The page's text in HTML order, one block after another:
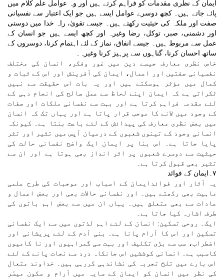
ایمان کے نظری مقدمات کو فراہم کرتے ہیں اور وہ عوامل علم کلام میں
پائے جاتے ہیں۔ کچھ دوسرے عوامل ایسے ہیں جو ایک اعتبار سے نفسیانی
صفت اور ملکہ کی حیثیت رکھتے ہیں۔ جیسے تقویٰ، راہ خدا میں دوستی
اور دشمنی، صبر، توکل، رضا وغیرہ اور کچھ ایسے ہیں جو انسان کے
عمل سے مربوط ہیں۔ جیسے انفاق، نماز کے لئے اہتمام کرنا، دوسروں کے
ساتھ احسان کرنا، گناہوں سے پرہیز کرنا وغیرہ۔
خاص نظری معارف جیسے دین میں غور وفکر، انسان کی مختلف
نفسیانی صفتیں اور اعمال، ایمان کی آفرینش اور اس کے ثبات و
کمال میں مؤثر ہوسکتے ہیں اور یہ بات اس حقیقت سے نہیں
ٹکراتی ہے کہ ایمان اپنے لحاظ سے عمل صالح کی انجام دہی کے
لئے مقدمہ فراہم کرتا ہے اور بہت سے نفسانی ملکات اور صفات
کے وجود میں لانے کا موجب قرار پاتا ہے اور یہاں تک کہ انسان
میں بعض نظری معارف کی پیدائش کے لئے باعث بنتا ہے۔ کیونکہ
انسانی وجود کے تینوں شعبوں کے درمیان آپس میں تثیر اور تثر
پایا جاتا ہے۔ اس بنا پر ایمان ایک واضح نفسانی حالت کی
حیثیت سے دوسرے شعبوں پر اثر انداز بھی ہوتا ہے اور ان سے
تثیر بھی قبول کرتا ہے۔
٧۔ایمان کے فوائد
یہ آثار اور فوائدایمان کے اسباب اور موجبات کی طرح علمی
ماہیت بھی رکھتے ہیں۔ اور نفسانی حالات بھی اور بعض اعمال و
عادات سے بھی متعلق ہیں۔ یہاں ان میں سے بعض اہم باتوں کی
طرف اشارہ کیا جاتا ہے۔
ایک۔ روحی تسکین: انسان کے لئے اہم لذتوں میں سے ایک نفسانی
تسکین اور اس کا آرام پانا ہے۔ بنی آدم کے لئے پریشانی اور
اضطراب، سب سے بڑی تکلیف اور بہت سی گمراہیوں اور نا کامیوں
کاسبب ہے۔ انسانی کوششیں اس جانکاہ درد سے نجات پانے کے لئے
اس بارے میں تلخ تجربہ کی نشاندہی کررہی ہیں۔ خداوند متعال
کی نظر میں انسان کو ایمان کے سایہ میں آرام و سکون میسّر